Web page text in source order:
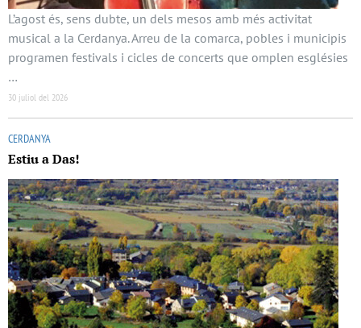
L’agost és, sens dubte, un dels mesos amb més activitat
musical a la Cerdanya. Arreu de la comarca, pobles i municipis
programen festivals i cicles de concerts que omplen esglésies
…
30 juliol del 2026
CERDANYA
Estiu a Das!